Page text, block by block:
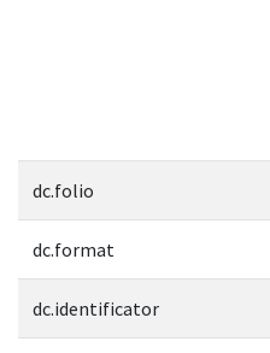
dc.folio
dc.format
dc.identificator